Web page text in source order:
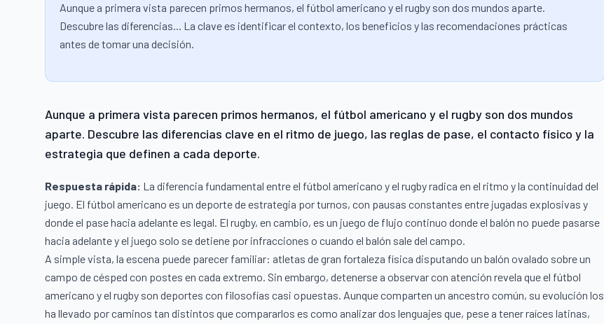
Aunque a primera vista parecen primos hermanos, el fútbol americano y el rugby son dos mundos aparte.
Descubre las diferencias... La clave es identificar el contexto, los beneficios y las recomendaciones prácticas
antes de tomar una decisión.
Aunque a primera vista parecen primos hermanos, el fútbol americano y el rugby son dos mundos
aparte. Descubre las diferencias clave en el ritmo de juego, las reglas de pase, el contacto físico y la
estrategia que definen a cada deporte.
Respuesta rápida: La diferencia fundamental entre el fútbol americano y el rugby radica en el ritmo y la continuidad del
juego. El fútbol americano es un deporte de estrategia por turnos, con pausas constantes entre jugadas explosivas y
donde el pase hacia adelante es legal. El rugby, en cambio, es un juego de flujo continuo donde el balón no puede pasarse
hacia adelante y el juego solo se detiene por infracciones o cuando el balón sale del campo.
A simple vista, la escena puede parecer familiar: atletas de gran fortaleza física disputando un balón ovalado sobre un
campo de césped con postes en cada extremo. Sin embargo, detenerse a observar con atención revela que el fútbol
americano y el rugby son deportes con filosofías casi opuestas. Aunque comparten un ancestro común, su evolución los
ha llevado por caminos tan distintos que compararlos es como analizar dos lenguajes que, pese a tener raíces latinas,